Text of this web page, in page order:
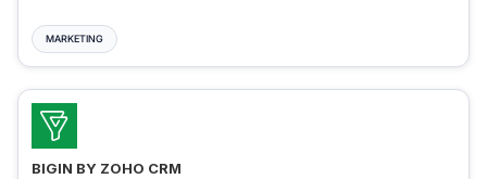
MARKETING
BIGIN BY ZOHO CRM